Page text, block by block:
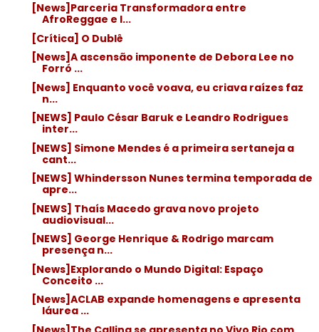
[News]Parceria Transformadora entre
AfroReggae e I...
[Crítica] O Dublê
[News]A ascensão imponente de Debora Lee no
Forró ...
[News] Enquanto você voava, eu criava raízes faz
n...
[NEWS] Paulo César Baruk e Leandro Rodrigues
inter...
[NEWS] Simone Mendes é a primeira sertaneja a
cant...
[NEWS] Whindersson Nunes termina temporada de
apre...
[NEWS] Thaís Macedo grava novo projeto
audiovisual...
[NEWS] George Henrique & Rodrigo marcam
presença n...
[News]Explorando o Mundo Digital: Espaço
Conceito ...
[News]ACLAB expande homenagens e apresenta
láurea ...